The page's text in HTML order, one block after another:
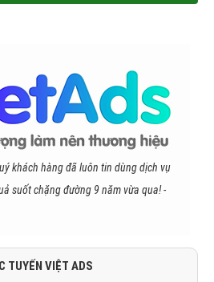
khách hàng đã luôn tin dùng dịch vụ
suốt chặng đường 9 năm vừa qua! -
TUYẾN VIỆT ADS